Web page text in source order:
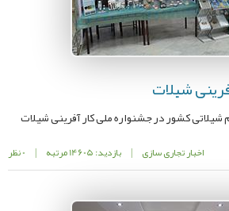
شیلات
کشور در جشنواره ملی کار آفرینی شیلات
اخبار تجاری سازی | بازدید: 14605 مرتبه | 0 نظر